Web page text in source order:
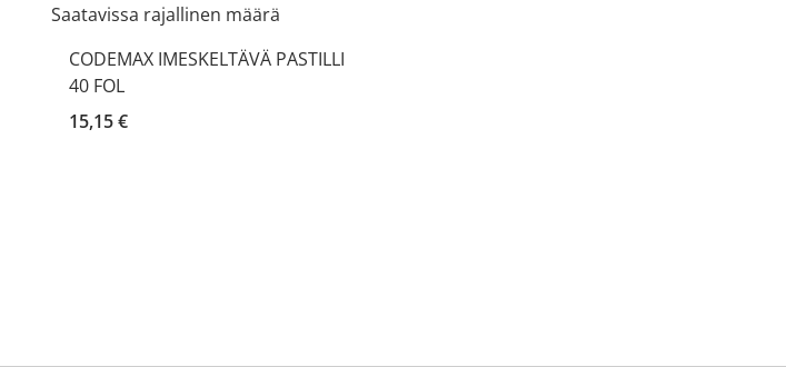
Saatavissa rajallinen määrä
CODEMAX IMESKELTÄVÄ PASTILLI
40 FOL
15,15 €